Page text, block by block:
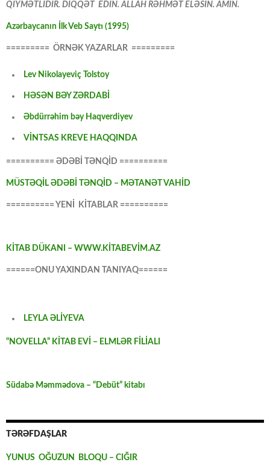
QİYMƏTLİDİR. DİQQƏT EDİN. ALLAH RƏHMƏT ELƏSİN. AMİN.
Azərbaycanın İlk Veb Saytı (1995)
========= ÖRNƏK YAZARLAR =========
Lev Nikolayeviç Tolstoy
HƏSƏN BƏY ZƏRDABİ
Əbdürrəhim bəy Haqverdiyev
VİNTSAS KREVE HAQQINDA
========== ƏDƏBİ TƏNQİD ==========
MÜSTƏQİL ƏDƏBİ TƏNQİD – MƏTANƏT VAHİD
========== YENİ KİTABLAR ==========
KİTAB DÜKANI – WWW.KİTABEVİM.AZ
======ONU YAXINDAN TANIYAQ======
LEYLA ƏLİYEVA
“NOVELLA” KİTAB EVİ – ELMLƏR FİLİALI
Südabə Məmmədova – “Debüt” kitabı
TƏRƏFDAŞLAR
YUNUS OĞUZUN BLOQU – CIĞIR